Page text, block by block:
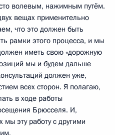
волевым, нажимным путём.
вещах применительно
что это должен быть
рамки этого процесса, и мы
иметь свою «дорожную
мы и будем дальше
должен уже,
всех сторон. Я полагаю,
в ходе работы
Брюсселя. И,
мы эту работу с другими